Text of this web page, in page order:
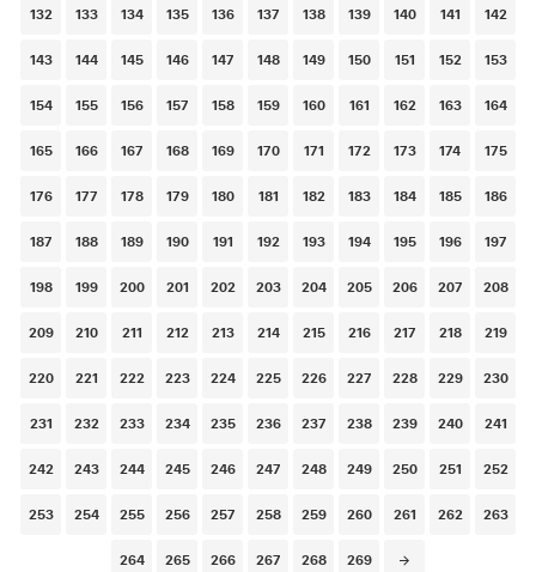
132 133 134 135 136 137 138 139 140 141 142
143 144 145 146 147 148 149 150 151 152 153
154 155 156 157 158 159 160 161 162 163 164
165 166 167 168 169 170 171 172 173 174 175
176 177 178 179 180 181 182 183 184 185 186
187 188 189 190 191 192 193 194 195 196 197
198 199 200 201 202 203 204 205 206 207 208
209 210 211 212 213 214 215 216 217 218 219
220 221 222 223 224 225 226 227 228 229 230
231 232 233 234 235 236 237 238 239 240 241
242 243 244 245 246 247 248 249 250 251 252
253 254 255 256 257 258 259 260 261 262 263
264 265 266 267 268 269